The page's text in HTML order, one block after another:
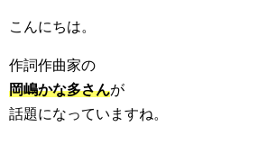
こんにちは。
作詞作曲家の
岡嶋かな多さんが
話題になっていますね。